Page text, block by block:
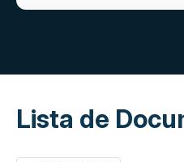
Lista de